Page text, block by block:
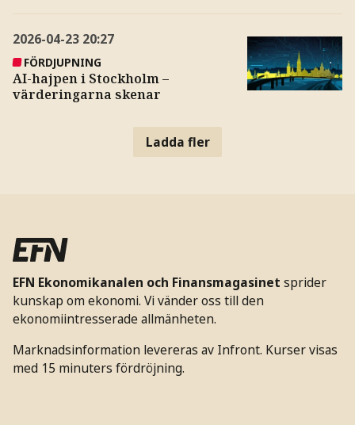
2026-04-23 20:27
FÖRDJUPNING
AI-hajpen i Stockholm –
värderingarna skenar
Ladda fler
EFN Ekonomikanalen och Finansmagasinet sprider
kunskap om ekonomi. Vi vänder oss till den
ekonomiintresserade allmänheten.
Marknadsinformation levereras av Infront. Kurser visas
med 15 minuters fördröjning.